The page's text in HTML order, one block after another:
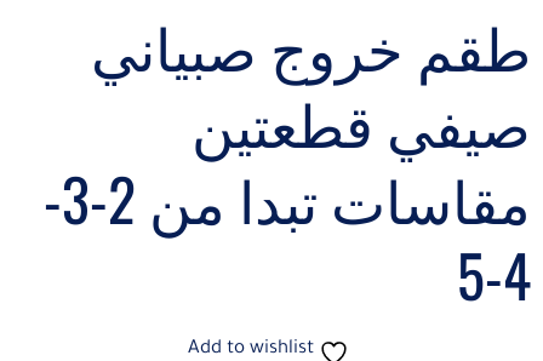
طقم خروج صبياني
صيفي قطعتين
مقاسات تبدا من 2-3-
4-5
Add to wishlist